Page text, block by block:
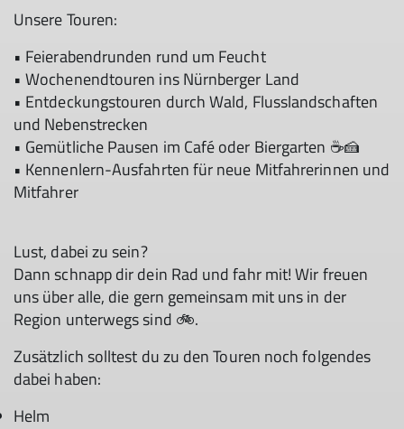
Unsere Touren:
• Feierabendrunden rund um Feucht
• Wochenendtouren ins Nürnberger Land
• Entdeckungstouren durch Wald, Flusslandschaften
und Nebenstrecken
• Gemütliche Pausen im Café oder Biergarten ☕🍰
• Kennenlern-Ausfahrten für neue Mitfahrerinnen und
Mitfahrer
Lust, dabei zu sein?
Dann schnapp dir dein Rad und fahr mit! Wir freuen
uns über alle, die gern gemeinsam mit uns in der
Region unterwegs sind 🚲.
Zusätzlich solltest du zu den Touren noch folgendes
dabei haben:
Helm